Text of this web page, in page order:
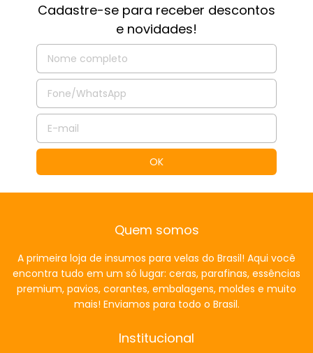
Cadastre-se para receber descontos
e novidades!
Quem somos
A primeira loja de insumos para velas do Brasil! Aqui você
encontra tudo em um só lugar: ceras, parafinas, essências
premium, pavios, corantes, embalagens, moldes e muito
mais! Enviamos para todo o Brasil.
Institucional